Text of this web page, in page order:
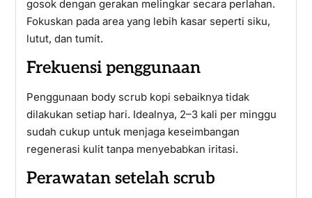
gosok dengan gerakan melingkar secara perlahan.
Fokuskan pada area yang lebih kasar seperti siku,
lutut, dan tumit.
Frekuensi penggunaan
Penggunaan body scrub kopi sebaiknya tidak
dilakukan setiap hari. Idealnya, 2–3 kali per minggu
sudah cukup untuk menjaga keseimbangan
regenerasi kulit tanpa menyebabkan iritasi.
Perawatan setelah scrub